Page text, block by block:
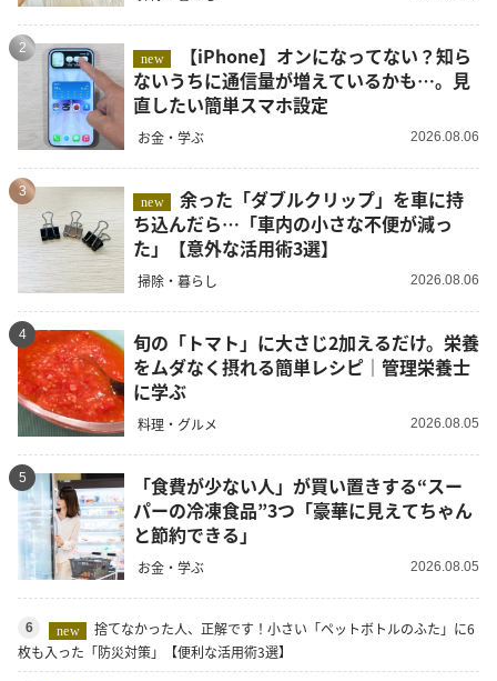
2
new
ないうちに通信量が増えているかも…。見
直したい簡単スマホ設定
お金・学ぶ 2026.08.06
3
new
余った「ダブルクリップ」を車に持
ち込んだら…「車内の小さな不便が減っ
た」【意外な活用術3選】
掃除・暮らし 2026.08.06
4
旬の「トマト」に大さじ2加えるだけ。栄養
をムダなく摂れる簡単レシピ｜管理栄養士
に学ぶ
料理・グルメ 2026.08.05
5
「食費が少ない人」が買い置きする“スー
パーの冷凍食品”3つ「豪華に見えてちゃん
と節約できる」
お金・学ぶ 2026.08.05
6 new
捨てなかった人、正解です！小さい「ペットボトルのふた」に6
枚も入った「防災対策」【便利な活用術3選】